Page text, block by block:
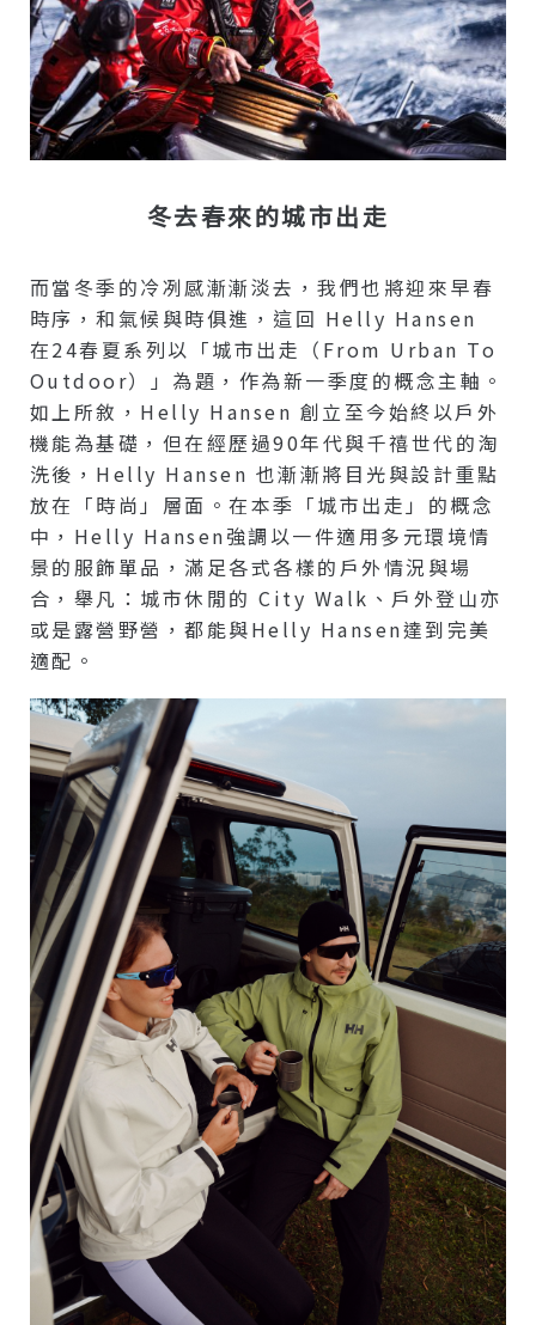
冬去春來的城市出走
而當冬季的冷冽感漸漸淡去，我們也將迎來早春
時序，和氣候與時俱進，這回 Helly Hansen
在24春夏系列以「城市出走（From Urban To
Outdoor）」為題，作為新一季度的概念主軸。
如上所敘，Helly Hansen 創立至今始終以戶外
機能為基礎，但在經歷過90年代與千禧世代的淘
洗後，Helly Hansen 也漸漸將目光與設計重點
放在「時尚」層面。在本季「城市出走」的概念
中，Helly Hansen強調以一件適用多元環境情
景的服飾單品，滿足各式各樣的戶外情況與場
合，舉凡：城市休閒的 City Walk、戶外登山亦
或是露營野營，都能與Helly Hansen達到完美
適配。